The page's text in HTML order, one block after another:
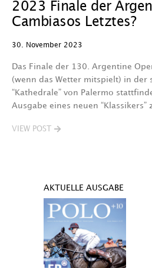
2023 Finale der
Cambiasos Letztes?
30. November 2023
Das Finale der 130. Argentine
(wenn das Wetter mitspielt) in der
“Kathedrale” von Palermo
Ausgabe eines neuen “Klassikers”
VIEW POST
AKTUELLE AUSGABE